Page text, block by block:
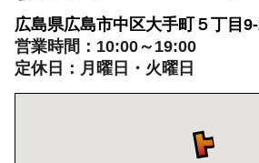
広島県広島市中区大手町５丁目9-2